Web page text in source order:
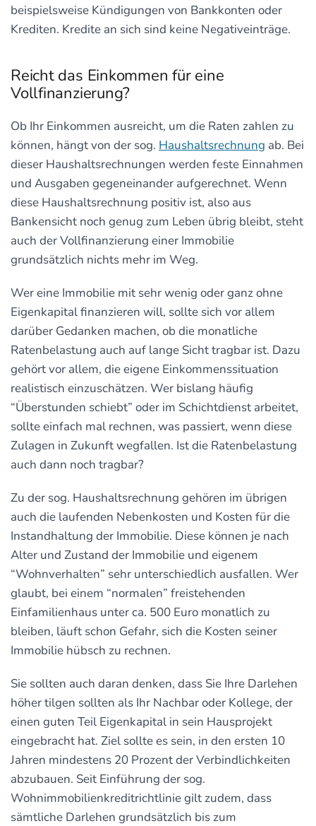
beispielsweise Kündigungen von Bankkonten oder
Krediten. Kredite an sich sind keine Negativeinträge.
Reicht das Einkommen für eine
Vollfinanzierung?
Ob Ihr Einkommen ausreicht, um die Raten zahlen zu
können, hängt von der sog. Haushaltsrechnung ab. Bei
dieser Haushaltsrechnungen werden feste Einnahmen
und Ausgaben gegeneinander aufgerechnet. Wenn
diese Haushaltsrechnung positiv ist, also aus
Bankensicht noch genug zum Leben übrig bleibt, steht
auch der Vollfinanzierung einer Immobilie
grundsätzlich nichts mehr im Weg.
Wer eine Immobilie mit sehr wenig oder ganz ohne
Eigenkapital finanzieren will, sollte sich vor allem
darüber Gedanken machen, ob die monatliche
Ratenbelastung auch auf lange Sicht tragbar ist. Dazu
gehört vor allem, die eigene Einkommenssituation
realistisch einzuschätzen. Wer bislang häufig
“Überstunden schiebt” oder im Schichtdienst arbeitet,
sollte einfach mal rechnen, was passiert, wenn diese
Zulagen in Zukunft wegfallen. Ist die Ratenbelastung
auch dann noch tragbar?
Zu der sog. Haushaltsrechnung gehören im übrigen
auch die laufenden Nebenkosten und Kosten für die
Instandhaltung der Immobilie. Diese können je nach
Alter und Zustand der Immobilie und eigenem
“Wohnverhalten” sehr unterschiedlich ausfallen. Wer
glaubt, bei einem “normalen” freistehenden
Einfamilienhaus unter ca. 500 Euro monatlich zu
bleiben, läuft schon Gefahr, sich die Kosten seiner
Immobilie hübsch zu rechnen.
Sie sollten auch daran denken, dass Sie Ihre Darlehen
höher tilgen sollten als Ihr Nachbar oder Kollege, der
einen guten Teil Eigenkapital in sein Hausprojekt
eingebracht hat. Ziel sollte es sein, in den ersten 10
Jahren mindestens 20 Prozent der Verbindlichkeiten
abzubauen. Seit Einführung der sog.
Wohnimmobilienkreditrichtlinie gilt zudem, dass
sämtliche Darlehen grundsätzlich bis zum